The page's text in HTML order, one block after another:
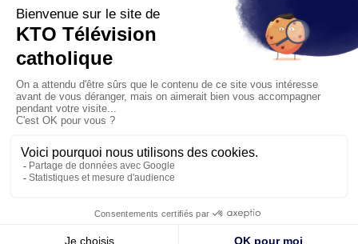
La visite pastorale du pape Léon
XIV à Assise à suivre sur KTO le
jeudi 6 août
Le pape en Uruguay, Argentine et
Pérou du 6 au 17 novembre 2026
© KTO 2026 —Contact